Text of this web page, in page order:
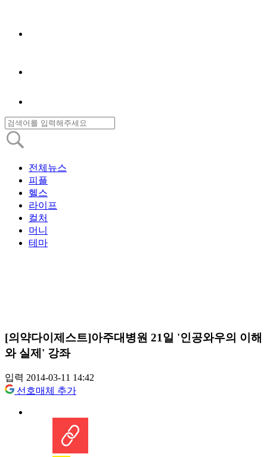
전체뉴스
피플
헬스
라이프
컬처
머니
테마
[의약다이제스트]아주대병원 21일 '인공와우의 이해
와 실제' 강좌
입력 2014-03-11 14:42
선호매체 추가